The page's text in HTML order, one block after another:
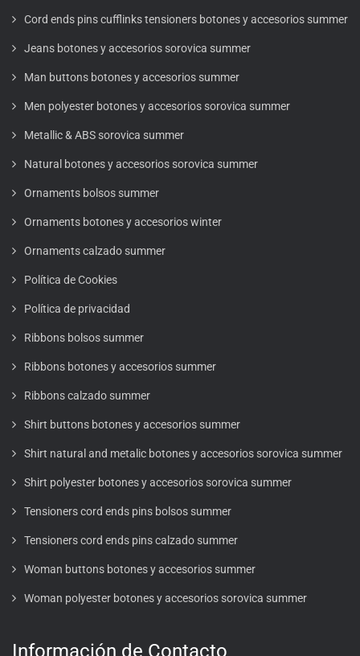
Cord ends pins cufflinks tensioners botones y accesorios summer
Jeans botones y accesorios sorovica summer
Man buttons botones y accesorios summer
Men polyester botones y accesorios sorovica summer
Metallic & ABS sorovica summer
Natural botones y accesorios sorovica summer
Ornaments bolsos summer
Ornaments botones y accesorios winter
Ornaments calzado summer
Política de Cookies
Política de privacidad
Ribbons bolsos summer
Ribbons botones y accesorios summer
Ribbons calzado summer
Shirt buttons botones y accesorios summer
Shirt natural and metalic botones y accesorios sorovica summer
Shirt polyester botones y accesorios sorovica summer
Tensioners cord ends pins bolsos summer
Tensioners cord ends pins calzado summer
Woman buttons botones y accesorios summer
Woman polyester botones y accesorios sorovica summer
Información de Contacto